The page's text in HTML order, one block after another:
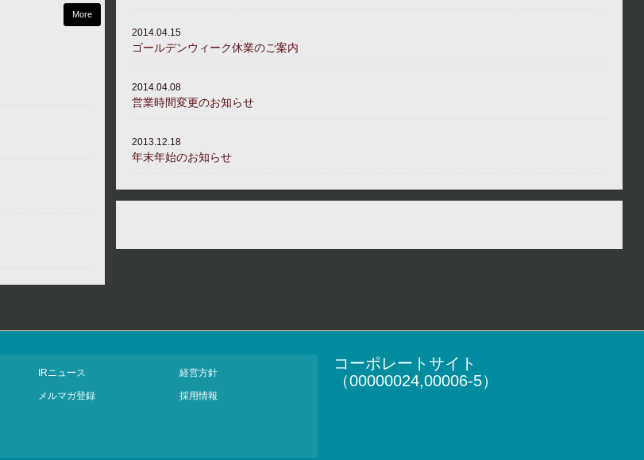
2014.04.15
ゴールデンウィーク休業のご案内
2014.04.08
営業時間変更のお知らせ
2013.12.18
年末年始のお知らせ
More
IRニュース 経営方針
メルマガ登録 採用情報
コーポレートサイト
（00000024,00006-5）